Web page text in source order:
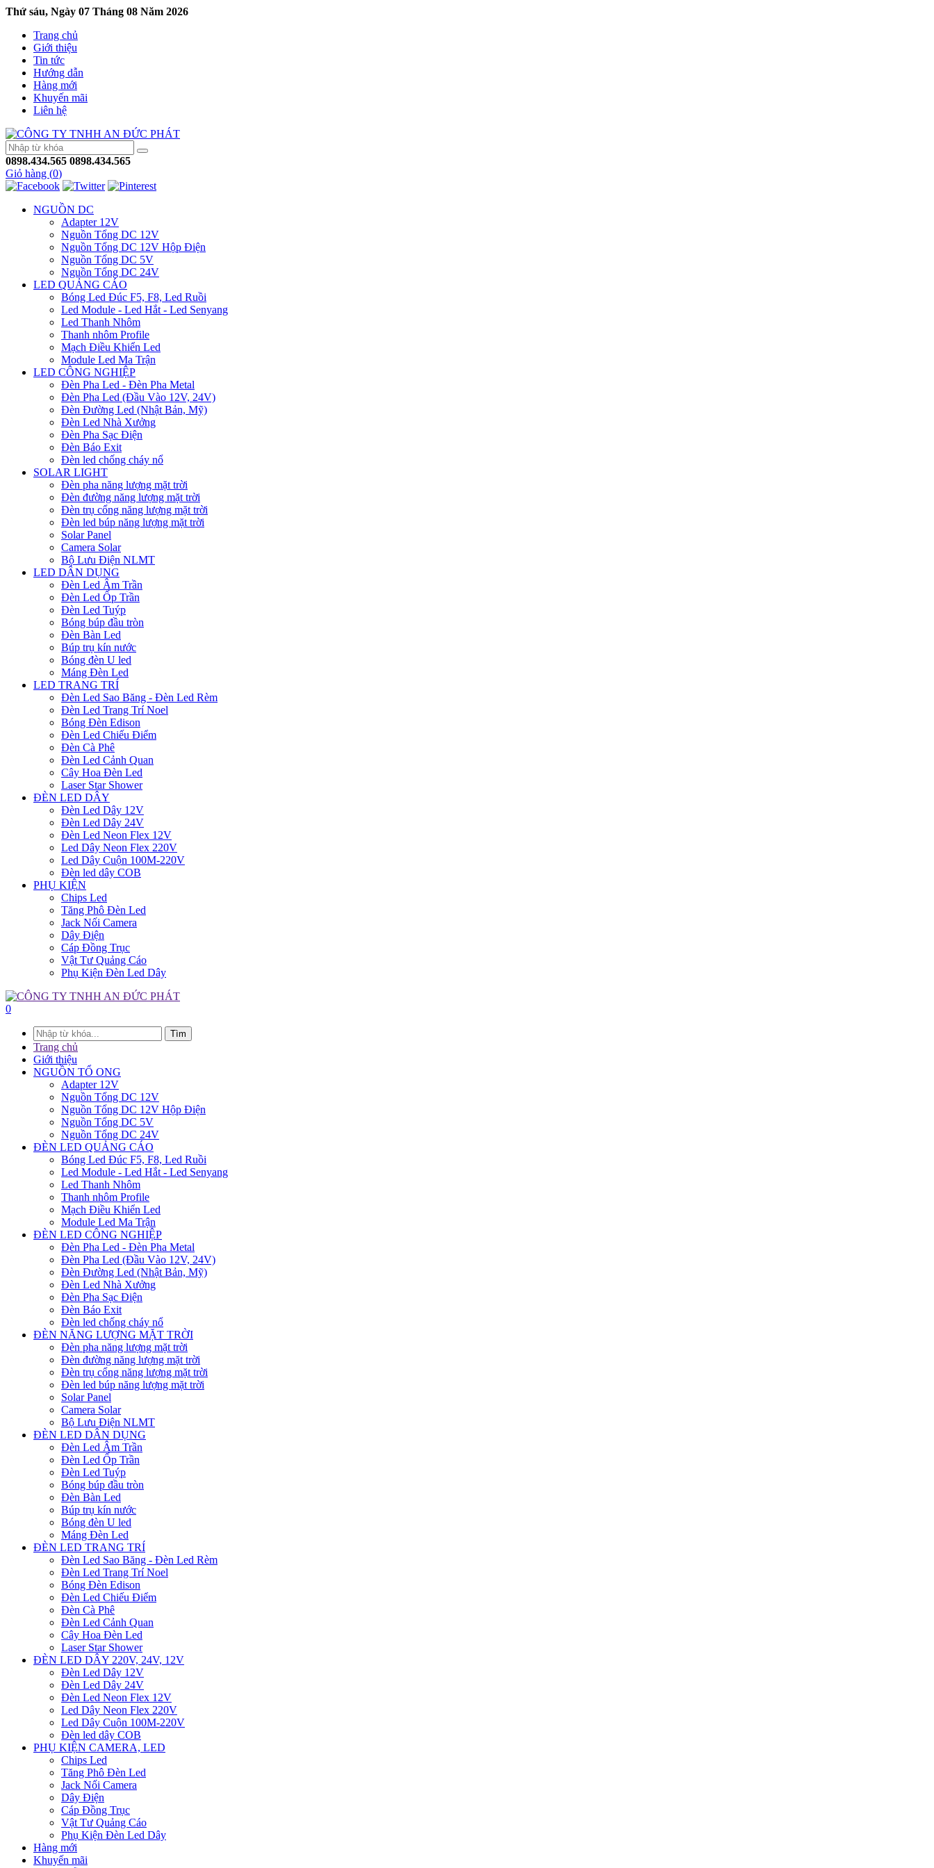
Thứ sáu, Ngày 07 Tháng 08 Năm 2026
Trang chủ
Giới thiệu
Tin tức
Hướng dẫn
Hàng mới
Khuyến mãi
Liên hệ
0898.434.565 0898.434.565
Giỏ hàng (0)
NGUỒN DC
Adapter 12V
Nguồn Tổng DC 12V
Nguồn Tổng DC 12V Hộp Điện
Nguồn Tổng DC 5V
Nguồn Tổng DC 24V
LED QUẢNG CÁO
Bóng Led Đúc F5, F8, Led Ruồi
Led Module - Led Hắt - Led Senyang
Led Thanh Nhôm
Thanh nhôm Profile
Mạch Điều Khiển Led
Module Led Ma Trận
LED CÔNG NGHIỆP
Đèn Pha Led - Đèn Pha Metal
Đèn Pha Led (Đầu Vào 12V, 24V)
Đèn Đường Led (Nhật Bản, Mỹ)
Đèn Led Nhà Xưởng
Đèn Pha Sạc Điện
Đèn Báo Exit
Đèn led chống cháy nổ
SOLAR LIGHT
Đèn pha năng lượng mặt trời
Đèn đường năng lượng mặt trời
Đèn trụ cổng năng lượng mặt trời
Đèn led búp năng lượng mặt trời
Solar Panel
Camera Solar
Bộ Lưu Điện NLMT
LED DÂN DỤNG
Đèn Led Âm Trần
Đèn Led Ốp Trần
Đèn Led Tuýp
Bóng búp đầu tròn
Đèn Bàn Led
Búp trụ kín nước
Bóng đèn U led
Máng Đèn Led
LED TRANG TRÍ
Đèn Led Sao Băng - Đèn Led Rèm
Đèn Led Trang Trí Noel
Bóng Đèn Edison
Đèn Led Chiếu Điểm
Đèn Cà Phê
Đèn Led Cảnh Quan
Cây Hoa Đèn Led
Laser Star Shower
ĐÈN LED DÂY
Đèn Led Dây 12V
Đèn Led Dây 24V
Đèn Led Neon Flex 12V
Led Dây Neon Flex 220V
Led Dây Cuộn 100M-220V
Đèn led dây COB
PHỤ KIỆN
Chips Led
Tăng Phô Đèn Led
Jack Nối Camera
Dây Điện
Cáp Đồng Trục
Vật Tư Quảng Cáo
Phụ Kiện Đèn Led Dây
0
Tìm
Trang chủ
Giới thiệu
NGUỒN TỔ ONG
Adapter 12V
Nguồn Tổng DC 12V
Nguồn Tổng DC 12V Hộp Điện
Nguồn Tổng DC 5V
Nguồn Tổng DC 24V
ĐÈN LED QUẢNG CÁO
Bóng Led Đúc F5, F8, Led Ruồi
Led Module - Led Hắt - Led Senyang
Led Thanh Nhôm
Thanh nhôm Profile
Mạch Điều Khiển Led
Module Led Ma Trận
ĐÈN LED CÔNG NGHIỆP
Đèn Pha Led - Đèn Pha Metal
Đèn Pha Led (Đầu Vào 12V, 24V)
Đèn Đường Led (Nhật Bản, Mỹ)
Đèn Led Nhà Xưởng
Đèn Pha Sạc Điện
Đèn Báo Exit
Đèn led chống cháy nổ
ĐÈN NĂNG LƯỢNG MẶT TRỜI
Đèn pha năng lượng mặt trời
Đèn đường năng lượng mặt trời
Đèn trụ cổng năng lượng mặt trời
Đèn led búp năng lượng mặt trời
Solar Panel
Camera Solar
Bộ Lưu Điện NLMT
ĐÈN LED DÂN DỤNG
Đèn Led Âm Trần
Đèn Led Ốp Trần
Đèn Led Tuýp
Bóng búp đầu tròn
Đèn Bàn Led
Búp trụ kín nước
Bóng đèn U led
Máng Đèn Led
ĐÈN LED TRANG TRÍ
Đèn Led Sao Băng - Đèn Led Rèm
Đèn Led Trang Trí Noel
Bóng Đèn Edison
Đèn Led Chiếu Điểm
Đèn Cà Phê
Đèn Led Cảnh Quan
Cây Hoa Đèn Led
Laser Star Shower
ĐÈN LED DÂY 220V, 24V, 12V
Đèn Led Dây 12V
Đèn Led Dây 24V
Đèn Led Neon Flex 12V
Led Dây Neon Flex 220V
Led Dây Cuộn 100M-220V
Đèn led dây COB
PHỤ KIỆN CAMERA, LED
Chips Led
Tăng Phô Đèn Led
Jack Nối Camera
Dây Điện
Cáp Đồng Trục
Vật Tư Quảng Cáo
Phụ Kiện Đèn Led Dây
Hàng mới
Khuyến mãi